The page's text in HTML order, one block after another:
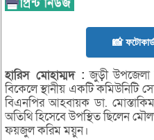
📸
হারিস মোহাম্মদ : জুড়ী উপজেলা
বিকেলে স্থানীয় একটি কমিউনিটি
বিএনপির আহবায়ক ডা.
অতিথি হিসেবে উপস্থিত ছিলেন
ফয়জুল করিম ময়ুন।